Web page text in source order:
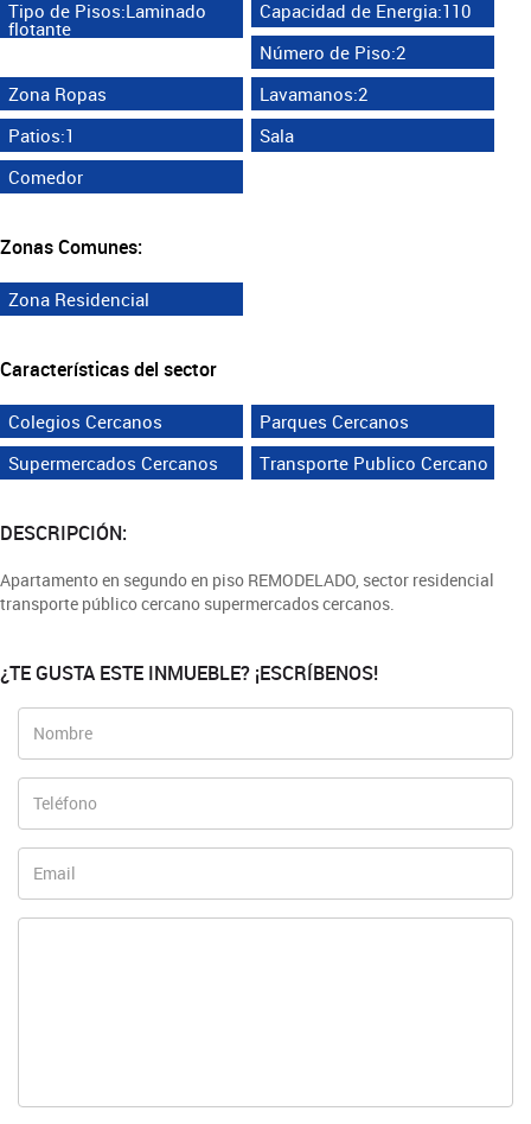
Tipo de Pisos:Laminado
flotante
Capacidad de Energia:110
Número de Piso:2
Zona Ropas
Lavamanos:2
Patios:1
Sala
Comedor
Zonas Comunes:
Zona Residencial
Características del sector
Colegios Cercanos
Parques Cercanos
Supermercados Cercanos
Transporte Publico Cercano
DESCRIPCIÓN:
Apartamento en segundo en piso REMODELADO, sector residencial
transporte público cercano supermercados cercanos.
¿TE GUSTA ESTE INMUEBLE? ¡ESCRÍBENOS!